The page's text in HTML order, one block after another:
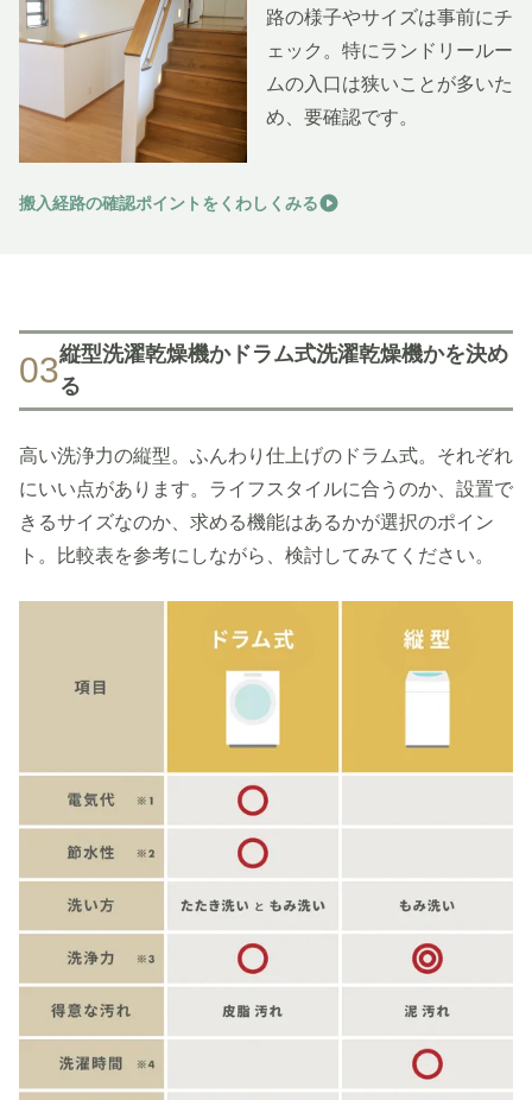
路の様子やサイズは事前にチ
ェック。特にランドリールー
ムの入口は狭いことが多いた
め、要確認です。
搬入経路の確認ポイントをくわしくみる
03縦型洗濯乾燥機かドラム式洗濯乾燥機かを決め
る
高い洗浄力の縦型。ふんわり仕上げのドラム式。それぞれ
にいい点があります。ライフスタイルに合うのか、設置で
きるサイズなのか、求める機能はあるかが選択のポイン
ト。比較表を参考にしながら、検討してみてください。